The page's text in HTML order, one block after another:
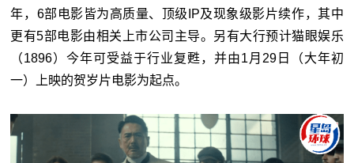
年， 6部电影皆为高质量、顶级 IP及现象级影片续作，其中
更有5部电影由相关上市公司主导。另有大行预计猫眼娱乐
（1896）今年可受益于行业复甦，并由1 月 29日（大年初
一）上映的贺岁片电影为起点。